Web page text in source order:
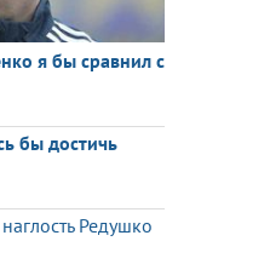
я бы сравнил с
бы достичь
Редушко